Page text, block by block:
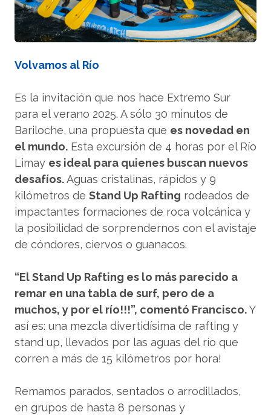
Volvamos al Río
Es la invitación que nos hace Extremo Sur
para el verano 2025. A sólo 30 minutos de
Bariloche, una propuesta que es novedad en
el mundo. Esta excursión de 4 horas por el Río
Limay es ideal para quienes buscan nuevos
desafíos.Aguas cristalinas, rápidos y 9
kilómetros de Stand Up Rafting rodeados de
impactantes formaciones de roca volcánica y
la posibilidad de sorprendernos con el avistaje
de cóndores, ciervos o guanacos.
“El Stand Up Rafting es lo más parecido a
remar en una tabla de surf, pero de a
muchos, y por el río!!!”, comentó Francisco.Y
así es: una mezcla divertidísima de rafting y
stand up, llevados por las aguas del río que
corren a más de 15 kilómetros por hora!
Remamos parados, sentados o arrodillados,
en grupos de hasta 8 personas y